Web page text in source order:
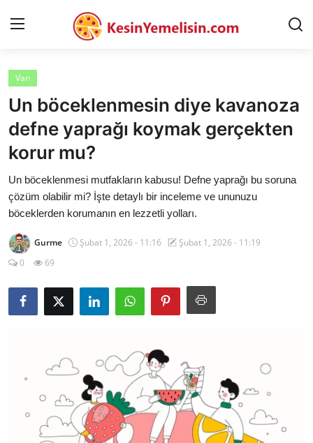
AnaSayfa
Gizlilik Sözleşmesi
Rüya Tabirleri
Diyet & Sağlıklı Beslenme
İletişim
Şehirler
Gıda Güvenliği & Bilimi
Mutfak Püf Noktaları & İpuçları
Mekan & Lezzet Rotaları
Temel Gıda ve Ürün Rehberleri
Van
Un böceklenmesin diye kavanoza
defne yaprağı koymak gerçekten
korur mu?
Un böceklenmesi mutfakların kabusu! Defne yaprağı bu soruna
çözüm olabilir mi? İşte detaylı bir inceleme ve ununuzu
böceklerden korumanın en lezzetli yolları.
Gurme Şubat 1, 2026 - 11:16
Şubat 1, 2026 - 11:19
0
69